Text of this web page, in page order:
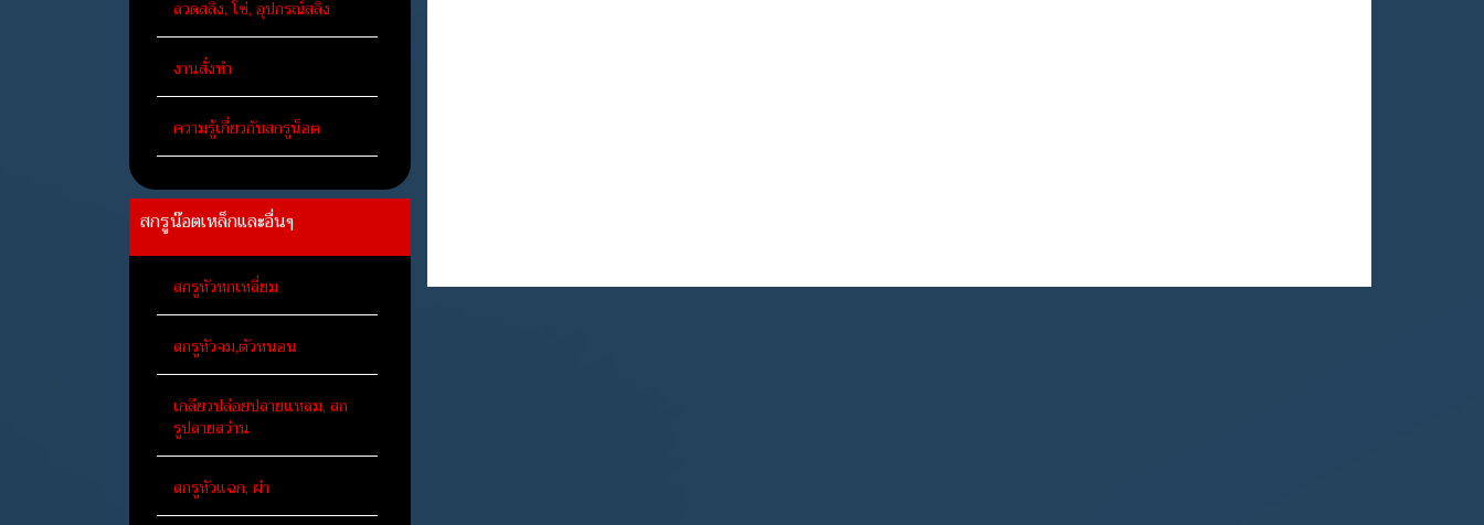
ลวดสลิง, โซ่, อุปกรณ์สลิง
งานสั่งทำ
ความรู้เกี่ยวกับสกรูน็อต
สกรูน๊อตเหล็กและอื่นๆ
สกรูหัวหกเหลี่ยม
สกรูหัวจม,ตัวหนอน
เกลียวปล่อยปลายแหลม, สก
รูปลายสว่าน
สกรูหัวแฉก, ผ่า